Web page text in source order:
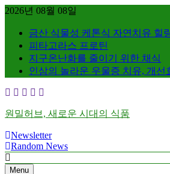
Skip
content
2026년 08월 08일
금산 식물성 케톤식 자연치유 힐
피타고라스 프로틴
지구온난화를 줄이기 위한 채식
인삼의 놀라운 우울증 치유, 개선
원밀허브, 새로운 시대의 식품
Newsletter
Random News
Menu